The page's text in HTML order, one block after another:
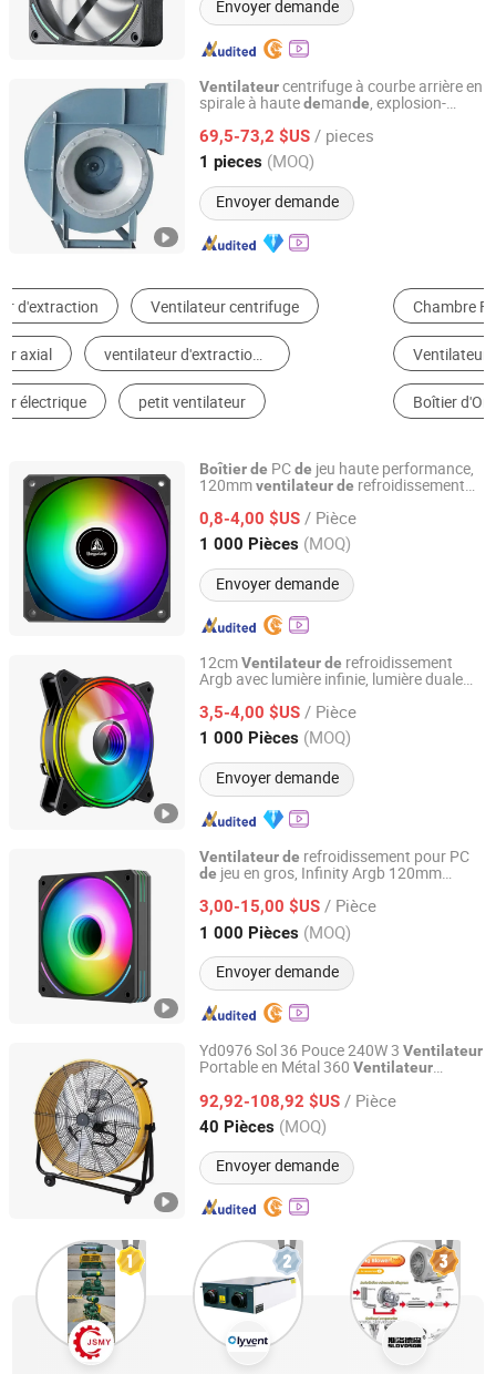
Envoyer demande
Ventilateurcentrifuge à courbe arrière en
spirale à hautedemande, explosion-
certifié
69,5-73,2 $US / pieces
1 pieces (MOQ)
Envoyer demande
Shenhai Explosion Proof Technology Co., Ltd.
Zhejiang, China Depuis 2024
Chambre Froide Soufflante Diesel Alternateur
Ventilateur Climatiseur Industriel
Boîtier d'Ordinateur
Boîtierde PCde jeu haute performance,
120mmventilateurde refroidissement
0,8-4,00 $US / Pièce
1 000 Pièces (MOQ)
Envoyer demande
Segotep Electronic Technology Co., Ltd.
Guangdong, China Depuis 2020
12cmVentilateurde refroidissement
Argb avec lumière infinie, lumière duale
et constructeurdesystème PC
3,5-4,00 $US / Pièce
1 000 Pièces (MOQ)
Envoyer demande
Guangdong Sohoo Technology Co., Ltd.
Guangdong, China Depuis 2008
Ventilateurde refroidissement pour PC
de jeu en gros, Infinity Argb 120mm
3,00-15,00 $US / Pièce
1 000 Pièces (MOQ)
Envoyer demande
Segotep Electronic Technology Co., Ltd.
Guangdong, China Depuis 2020
Yd0976 Sol 36 Pouce 240W 3 Ventilateur
Portable en Métal 360 Ventilateur
92,92-108,92 $US / Pièce
40 Pièces (MOQ)
Envoyer demande
Xiamen Infinite Element Technology Co., Ltd.
Fujian, China Depuis 2025